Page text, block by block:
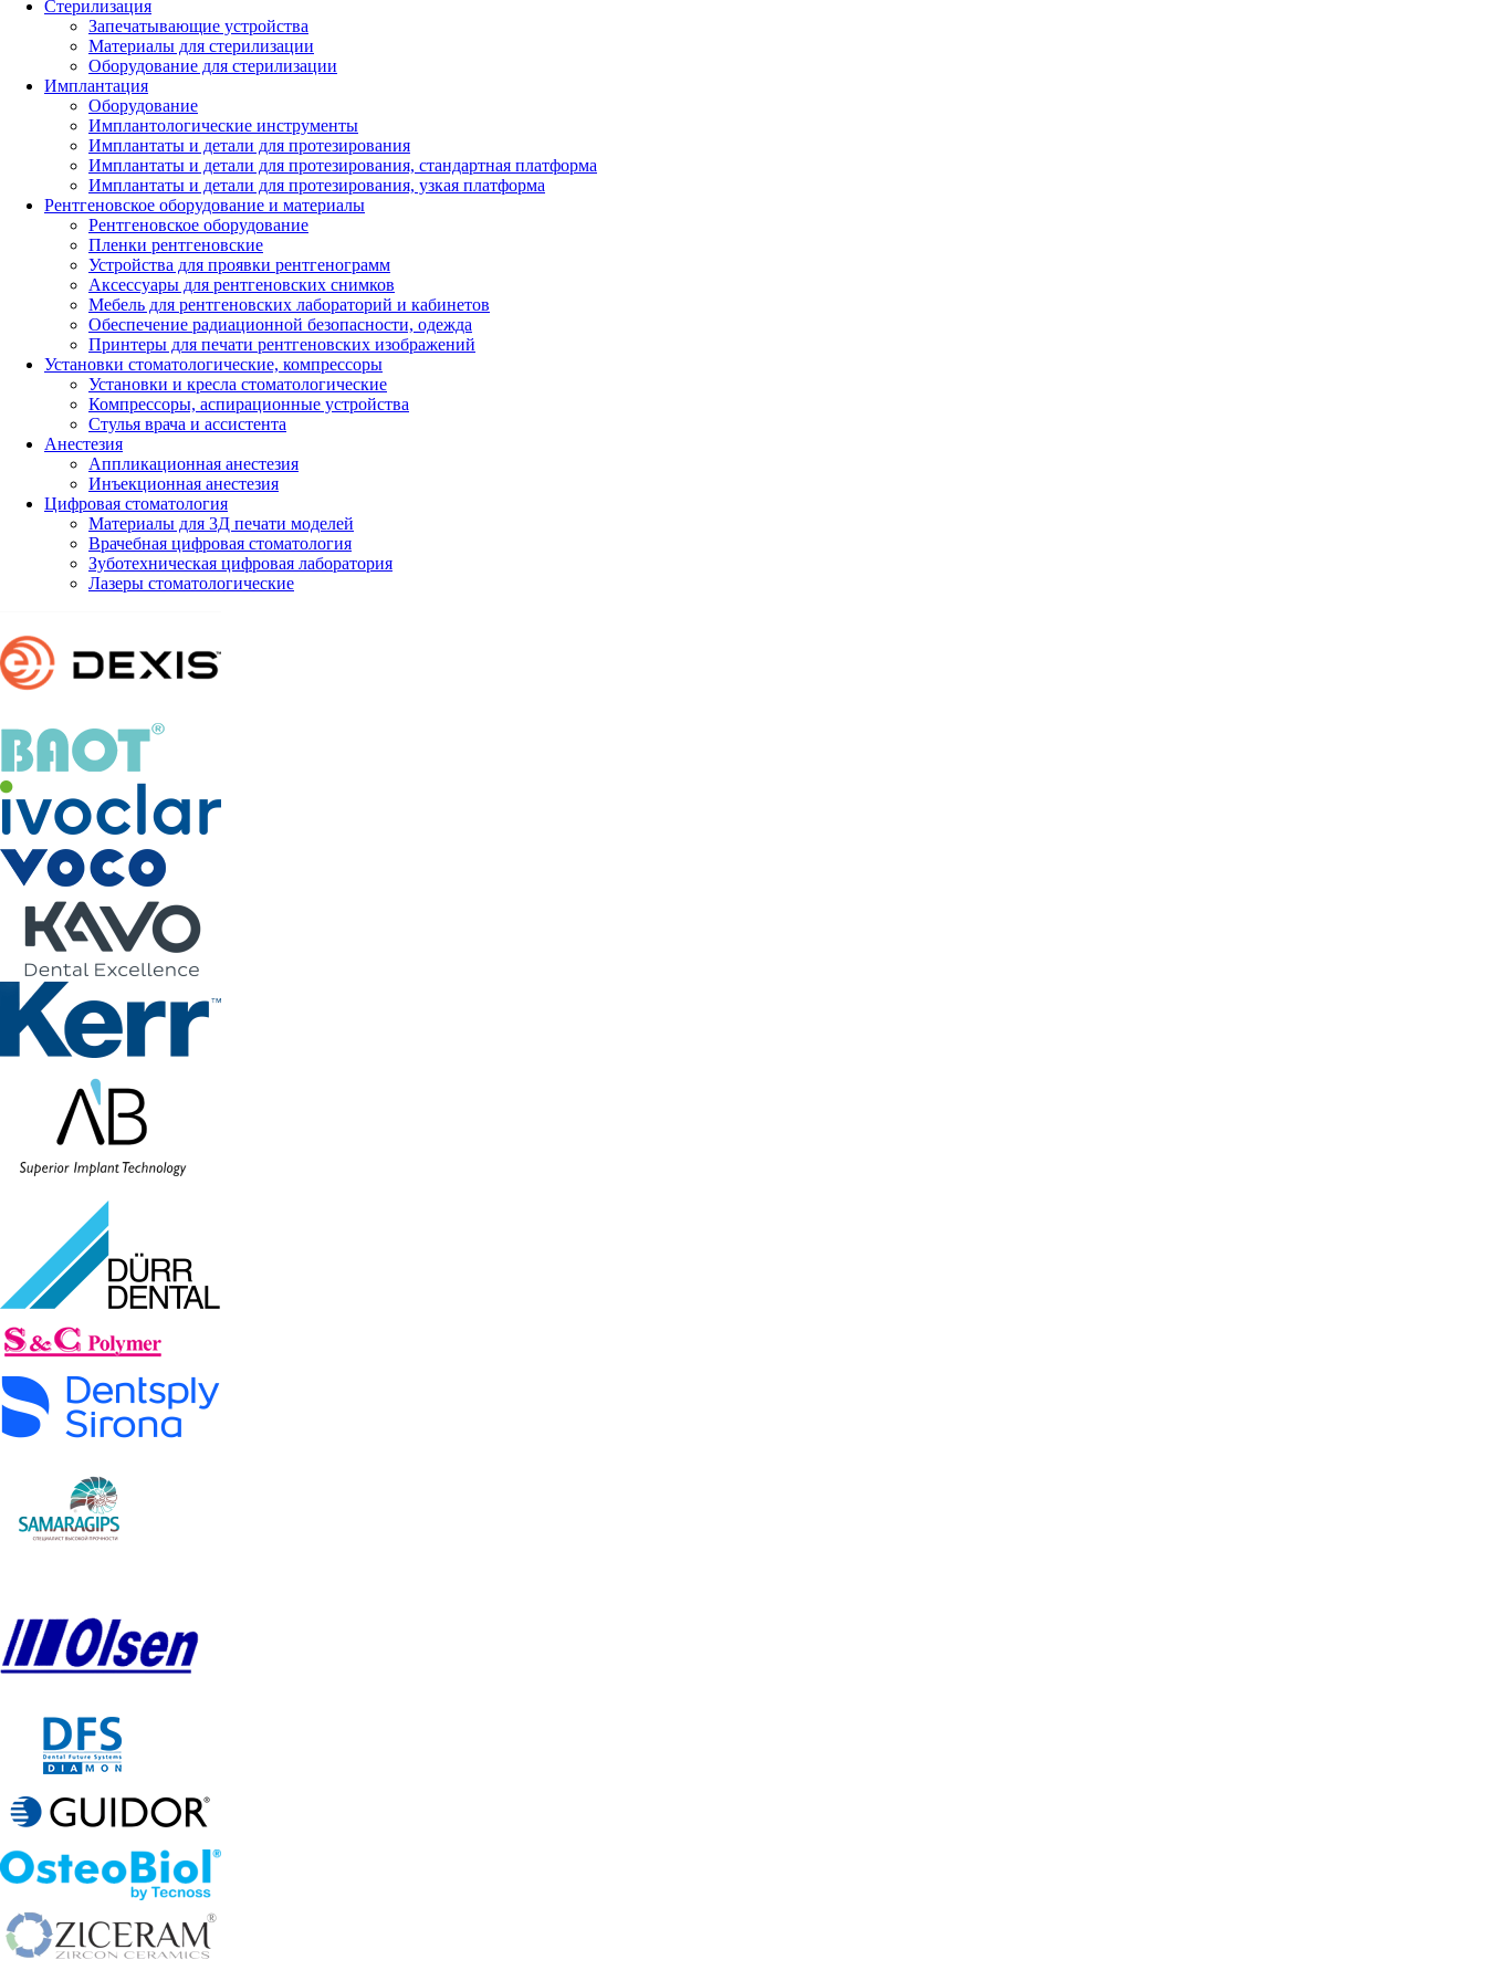
Стерилизация
Запечатывающие устройства
Материалы для стерилизации
Оборудование для стерилизации
Имплантация
Оборудование
Имплантологические инструменты
Имплантаты и детали для протезирования
Имплантаты и детали для протезирования, стандартная платформа
Имплантаты и детали для протезирования, узкая платформа
Рентгеновское оборудование и материалы
Рентгеновское оборудование
Пленки рентгеновские
Устройства для проявки рентгенограмм
Аксессуары для рентгеновских снимков
Мебель для рентгеновских лабораторий и кабинетов
Обеспечение радиационной безопасности, одежда
Принтеры для печати рентгеновских изображений
Установки стоматологические, компрессоры
Установки и кресла стоматологические
Компрессоры, аспирационные устройства
Стулья врача и ассистента
Анестезия
Аппликационная анестезия
Инъекционная анестезия
Цифровая стоматология
Материалы для 3Д печати моделей
Врачебная цифровая стоматология
Зуботехническая цифровая лаборатория
Лазеры стоматологические